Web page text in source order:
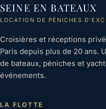
SEINE EN BATEAUX
LOCATION DE PÉNICHES
Croisières et réceptions
Paris depuis plus de 20 ans.
de bateaux, péniches et
événements.
LA FLOTTE